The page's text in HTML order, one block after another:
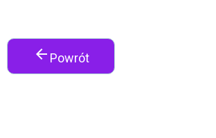
arrow_back Powrót